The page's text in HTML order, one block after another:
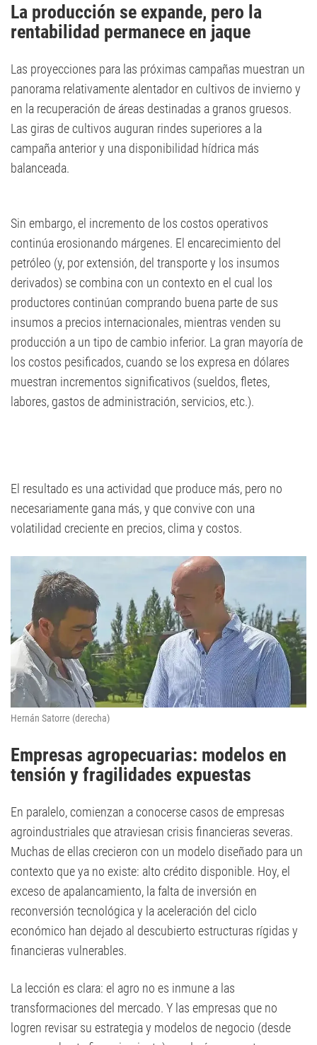
La producción se expande, pero la
rentabilidad permanece en jaque
Las proyecciones para las próximas campañas muestran un
panorama relativamente alentador en cultivos de invierno y
en la recuperación de áreas destinadas a granos gruesos.
Las giras de cultivos auguran rindes superiores a la
campaña anterior y una disponibilidad hídrica más
balanceada.
Sin embargo, el incremento de los costos operativos
continúa erosionando márgenes. El encarecimiento del
petróleo (y, por extensión, del transporte y los insumos
derivados) se combina con un contexto en el cual los
productores continúan comprando buena parte de sus
insumos a precios internacionales, mientras venden su
producción a un tipo de cambio inferior. La gran mayoría de
los costos pesificados, cuando se los expresa en dólares
muestran incrementos significativos (sueldos, fletes,
labores, gastos de administración, servicios, etc.).
El resultado es una actividad que produce más, pero no
necesariamente gana más, y que convive con una
volatilidad creciente en precios, clima y costos.
Hernán Satorre (derecha)
Empresas agropecuarias: modelos en
tensión y fragilidades expuestas
En paralelo, comienzan a conocerse casos de empresas
agroindustriales que atraviesan crisis financieras severas.
Muchas de ellas crecieron con un modelo diseñado para un
contexto que ya no existe: alto crédito disponible. Hoy, el
exceso de apalancamiento, la falta de inversión en
reconversión tecnológica y la aceleración del ciclo
económico han dejado al descubierto estructuras rígidas y
financieras vulnerables.
La lección es clara: el agro no es inmune a las
transformaciones del mercado. Y las empresas que no
logren revisar su estrategia y modelos de negocio (desde